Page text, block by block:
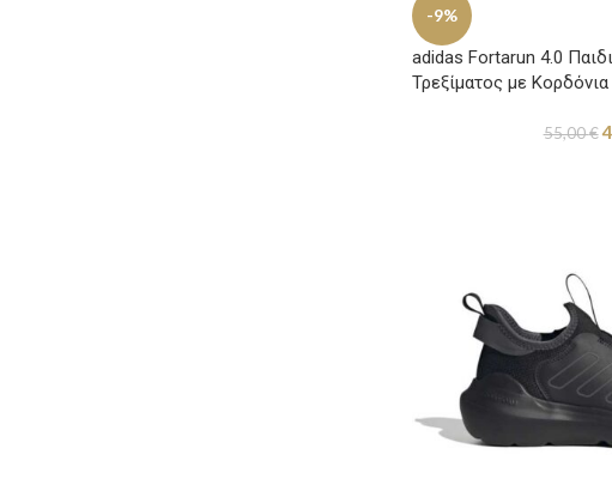
-9%
adidas Fortarun 4.0
Τρεξίματος με
55,00€